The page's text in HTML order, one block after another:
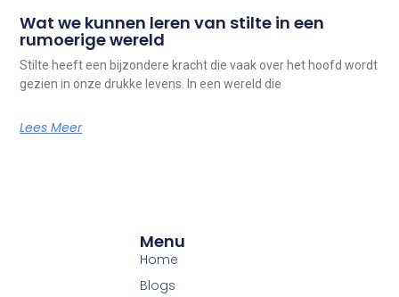
Wat we kunnen leren van stilte in een
rumoerige wereld
Stilte heeft een bijzondere kracht die vaak over het hoofd wordt
gezien in onze drukke levens. In een wereld die
Lees Meer
Menu
Home
Blogs